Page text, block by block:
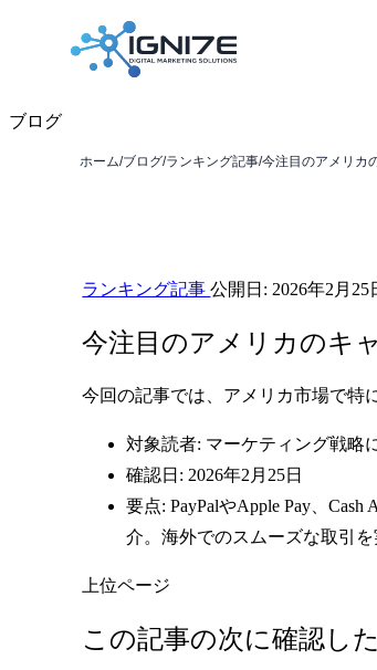
ブログ
ホーム/ブログ/ランキング記事/今注目のアメリカ
ランキング記事公開日: 2026年2月25
今注目のアメリカのキ
今回の記事では、アメリカ市場で特
対象読者: マーケティング戦略
確認日: 2026年2月25日
要点: PayPalやApple Pay、
介。海外でのスムーズな取引
上位ページ
この記事の次に確認し